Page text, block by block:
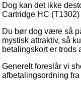
Dog kan det ikke
Cartridge HC
Du bør dog være så
mystisk attraktiv, så
betalingskort er
Generelt foreslår vi
afbetalingsordning